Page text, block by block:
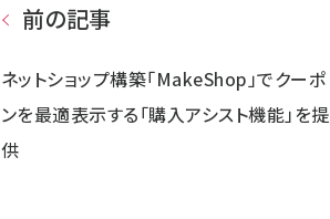
前の記事
ネットショップ構築「MakeShop」でクーポ
ンを最適表示する「購入アシスト機能」を提
供